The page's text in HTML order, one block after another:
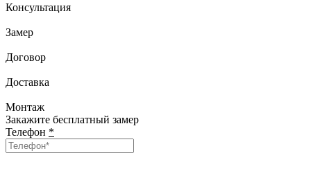
Консультация
Замер
Договор
Доставка
Монтаж
Закажите бесплатный замер
Телефон *